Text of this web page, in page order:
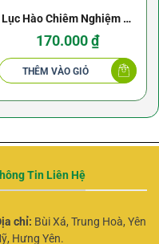
Lục Hào Chiêm Nghiệm Bí
Pháp – Vương Hổ Ứng
170.000₫
THÊM VÀO GIỎ
Tin Liên Hệ
chỉ: Bùi Xá, Trung Hoà, Yên
Hưng Yên.